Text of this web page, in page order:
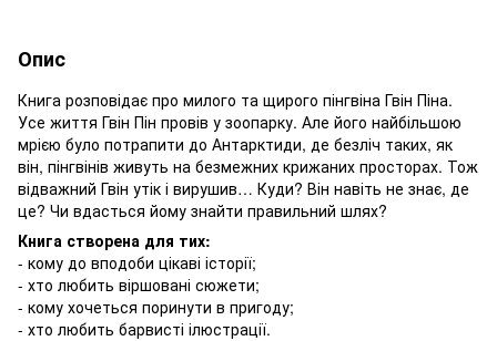
Опис
Книга розповідає про милого та щирого пінгвіна Гвін Піна.
Усе життя Гвін Пін провів у зоопарку. Але його найбільшою
мрією було потрапити до Антарктиди, де безліч таких, як
він, пінгвінів живуть на безмежних крижаних просторах. Тож
відважний Гвін утік і вирушив… Куди? Він навіть не знає, де
це? Чи вдасться йому знайти правильний шлях?
Книга створена для тих:
- кому до вподоби цікаві історії;
- хто любить віршовані сюжети;
- кому хочеться поринути в пригоду;
- хто любить барвисті ілюстрації.